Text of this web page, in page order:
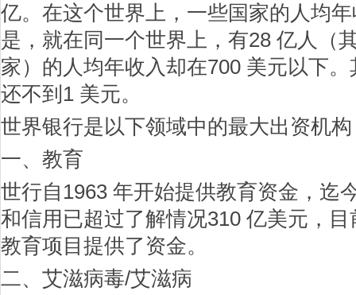
亿。在这个世界上，一些国家的人均
是，就在同一个世界上，有28 亿人（
家）的人均年收入却在700 美元以下
还不到1 美元。
世界银行是以下领域中的最大出资机
一、教育
世行自1963 年开始提供教育资金，迄
和信用已超过了解情况310 亿美元，
教育项目提供了资金。
二、艾滋病毒/艾滋病